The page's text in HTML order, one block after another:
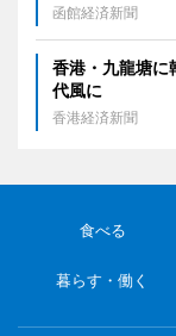
函館経済新聞
香港・九龍塘
代風に
香港経済新聞
食べる
暮らす・働く